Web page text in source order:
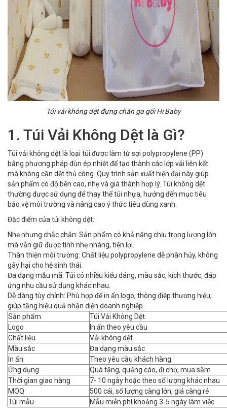
Túi vải không dệt đựng chăn ga gối Hi Baby
1. Túi Vải Không Dệt là Gì?
Túi vải không dệt là loại túi được làm từ sợi polypropylene (PP)
bằng phương pháp đùn ép nhiệt để tạo thành các lớp vải liên kết
mà không cần dệt thủ công. Quy trình sản xuất hiện đại này giúp
sản phẩm có độ bền cao, nhẹ và giá thành hợp lý. Túi không dệt
thường được sử dụng để thay thế túi nhựa, hướng đến mục tiêu
bảo vệ môi trường và nâng cao ý thức tiêu dùng xanh.
Đặc điểm của túi không dệt:
Nhẹ nhưng chắc chắn: Sản phẩm có khả năng chịu trọng lượng lớn
mà vẫn giữ được tính nhẹ nhàng, tiện lợi.
Thân thiện môi trường: Chất liệu polypropylene dễ phân hủy, không
gây hại cho hệ sinh thái.
Đa dạng mẫu mã: Túi có nhiều kiểu dáng, màu sắc, kích thước, đáp
ứng nhu cầu sử dụng khác nhau.
Dễ dàng tùy chỉnh: Phù hợp để in ấn logo, thông điệp thương hiệu,
giúp tăng hiệu quả nhận diện doanh nghiệp.
Sản phẩm
Túi Vải Không Dệt
Logo
In ấn theo yêu cầu
Chất liệu
Vải không dệt
Màu sắc
Đa dạng màu sắc
In ấn
Theo yêu cầu khách hàng
Ứng dụng
Quà tặng, quảng cáo, đi chợ, mua sắm
Thời gian giao hàng
7- 10 ngày hoặc theo số lượng khác nhau
MOQ
500 cái, số lượng càng lớn, giá càng rẻ
Túi mẫu
Mẫu miễn phí khoảng 3-5 ngày làm việc